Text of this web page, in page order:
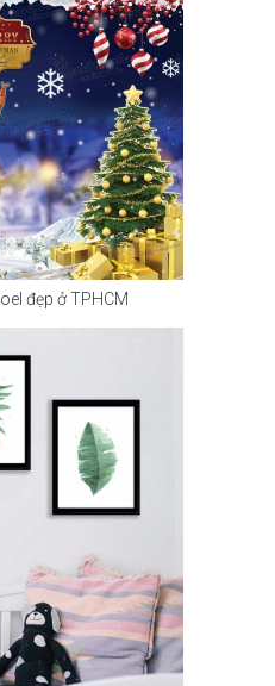
đẹp ở TPHCM